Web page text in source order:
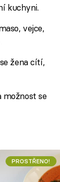
kuchyni.
vejce,
žena cítí,
možnost se
PROSTŘENO!